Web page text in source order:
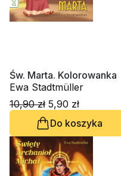
Św. Marta. Kolorowanka
Ewa Stadtmüller
10,90 zł 5,90 zł
Do koszyka